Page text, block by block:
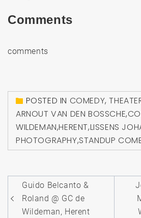
Comments
comments
POSTED IN COMEDY,
ARNOUT VAN DEN BOSSCHE,
WILDEMAN,HERENT,LISSENS
PHOTOGRAPHY,STANDUP
Bericht
navigatie
Guido Belcanto &
Roland @ GC de
Wildeman, Herent